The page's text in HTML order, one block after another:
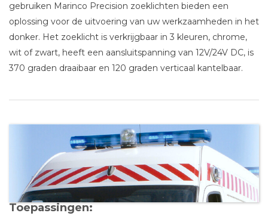
gebruiken Marinco Precision zoeklichten bieden een
oplossing voor de uitvoering van uw werkzaamheden in het
donker. Het zoeklicht is verkrijgbaar in 3 kleuren, chrome,
wit of zwart, heeft een aansluitspanning van 12V/24V DC, is
370 graden draaibaar en 120 graden verticaal kantelbaar.
Toepassingen: